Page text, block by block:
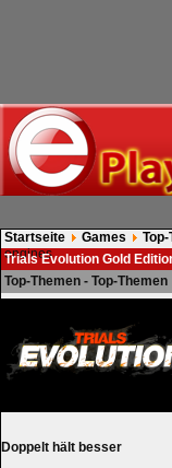
Startseite Games
engines
Trials Evolution Gold
Top-Themen - Top-Themen
Doppelt hält besser